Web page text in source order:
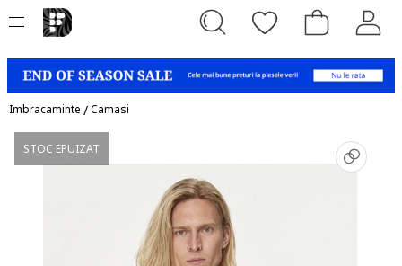
Imbracaminte /Camasi
STOC EPUIZAT